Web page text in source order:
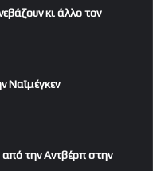
κι άλλο τον
Ναϊμέγκεν
την Αντβέρπ στην